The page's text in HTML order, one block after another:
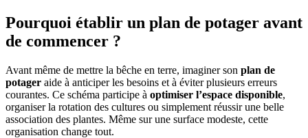
Pourquoi établir un plan de potager avant
de commencer ?
Avant même de mettre la bêche en terre, imaginer son plan de
potager aide à anticiper les besoins et à éviter plusieurs erreurs
courantes. Ce schéma participe à optimiser l’espace disponible,
organiser la rotation des cultures ou simplement réussir une belle
association des plantes. Même sur une surface modeste, cette
organisation change tout.